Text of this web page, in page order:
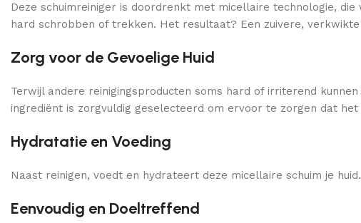
Deze schuimreiniger is doordrenkt met micellaire technologie,
hard schrobben of trekken. Het resultaat? Een zuivere,
Zorg voor de Gevoelige Huid
Terwijl andere reinigingsproducten soms hard of irriterend
ingrediënt is zorgvuldig geselecteerd om ervoor te zorgen dat
Hydratatie en Voeding
Naast reinigen, voedt en hydrateert deze micellaire schuim je
Eenvoudig en Doeltreffend